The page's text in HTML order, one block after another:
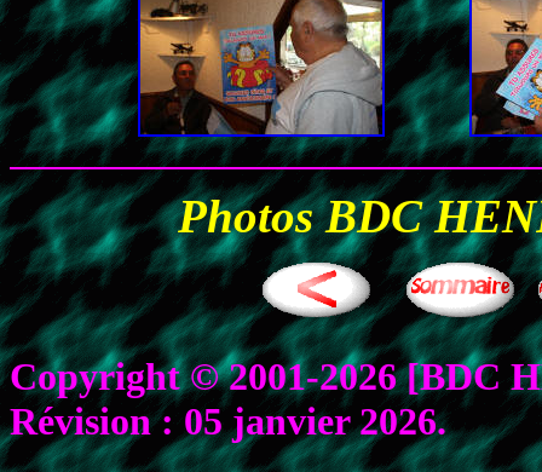
Photos BDC
Copyright © 2001-2026 [BDC
Révision : 05 janvier 2026.